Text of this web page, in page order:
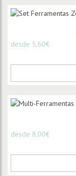
desde 5,60€
desde 8,00€